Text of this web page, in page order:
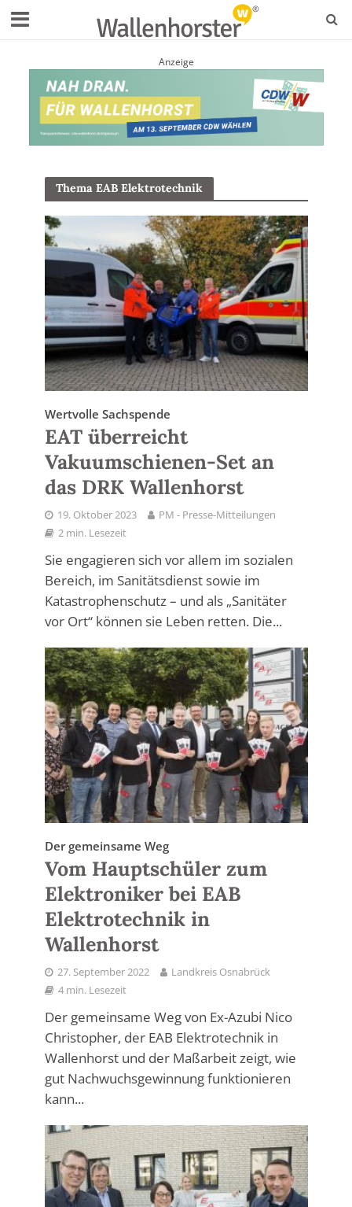
Anzeige
Thema EAB Elektrotechnik
Wertvolle Sachspende
EAT überreicht
Vakuumschienen-Set an
das DRK Wallenhorst
19. Oktober 2023
PM - Presse-Mitteilungen
2 min. Lesezeit
Sie engagieren sich vor allem im sozialen
Bereich, im Sanitätsdienst sowie im
Katastrophenschutz – und als „Sanitäter
vor Ort“ können sie Leben retten. Die...
Der gemeinsame Weg
Vom Hauptschüler zum
Elektroniker bei EAB
Elektrotechnik in
Wallenhorst
27. September 2022
Landkreis Osnabrück
4 min. Lesezeit
Der gemeinsame Weg von Ex-Azubi Nico
Christopher, der EAB Elektrotechnik in
Wallenhorst und der Maßarbeit zeigt, wie
gut Nachwuchsgewinnung funktionieren
kann...